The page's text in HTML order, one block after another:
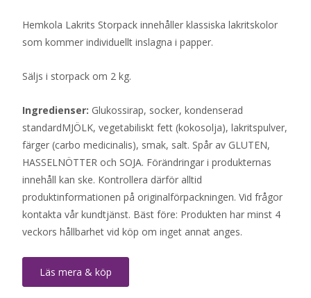
Hemkola Lakrits Storpack innehåller klassiska lakritskolor
som kommer individuellt inslagna i papper.
Säljs i storpack om 2 kg.
Ingredienser: Glukossirap, socker, kondenserad
standardMJÖLK, vegetabiliskt fett (kokosolja), lakritspulver,
färger (carbo medicinalis), smak, salt. Spår av GLUTEN,
HASSELNÖTTER och SOJA. Förändringar i produkternas
innehåll kan ske. Kontrollera därför alltid
produktinformationen på originalförpackningen. Vid frågor
kontakta vår kundtjänst. Bäst före: Produkten har minst 4
veckors hållbarhet vid köp om inget annat anges.
Läs mera & köp